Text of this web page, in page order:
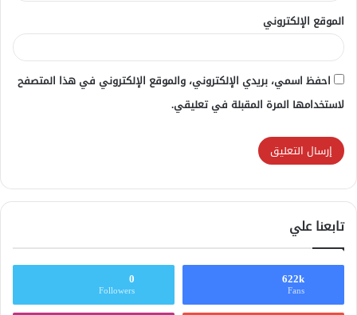
الموقع الإلكتروني
احفظ اسمي، بريدي الإلكتروني، والموقع الإلكتروني في هذا المتصفح
لاستخدامها المرة المقبلة في تعليقي.
تابعنا علي
622k
Fans
0
Followers